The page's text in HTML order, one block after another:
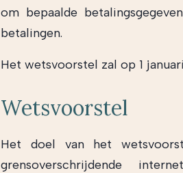
om bepaalde
betalingen.
Het wetsvoorstel zal op 1
Wetsvoorstel
Het doel van het
grensoverschrijdende